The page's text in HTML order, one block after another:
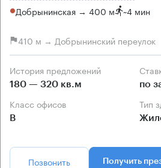
Добрынинская → 400 м ~4 мин
410 м → Добрынинский переулок
История предложений
180 — 320 кв.м по
Класс офисов
B
Тип
Позвонить Получить